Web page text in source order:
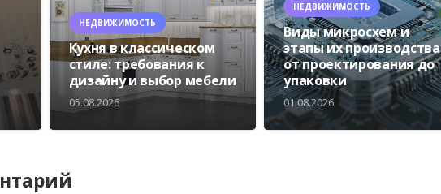
НЕДВИЖИМОСТЬ
Кухня в классическом
стиле: требования к
дизайну и выбор мебели
05.08.2026
НЕДВИЖИМОСТЬ
Виды микросхем и
этапы их производства
от проектирования до
упаковки
01.08.2026